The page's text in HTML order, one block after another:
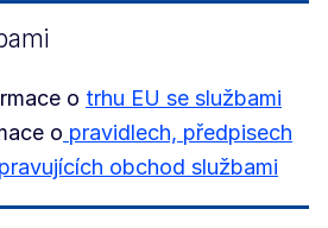
o trhu EU se službami
o pravidlech, předpisech
obchod službami